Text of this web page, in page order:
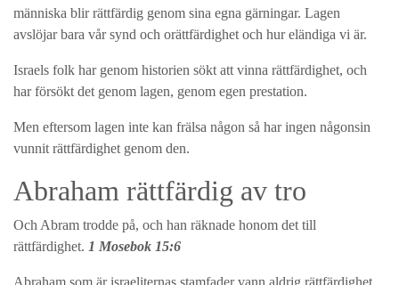
människa blir rättfärdig genom sina egna gärningar. Lagen
avslöjar bara vår synd och orättfärdighet och hur eländiga vi är.
Israels folk har genom historien sökt att vinna rättfärdighet, och
har försökt det genom lagen, genom egen prestation.
Men eftersom lagen inte kan frälsa någon så har ingen någonsin
vunnit rättfärdighet genom den.
Abraham rättfärdig av tro
Och Abram trodde på, och han räknade honom det till
rättfärdighet. 1 Mosebok 15:6
Abraham som är israeliternas stamfader vann aldrig rättfärdighet